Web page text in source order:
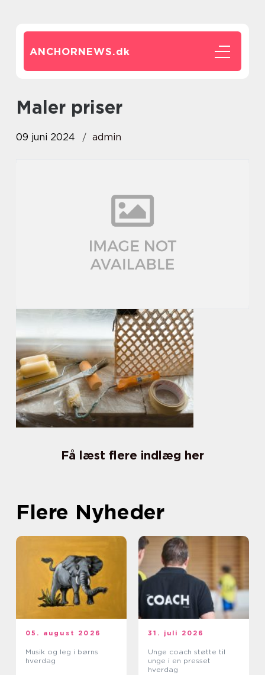
ANCHORNEWS.dk
maler priser
09 juni 2024 admin
Få læst flere indlæg her
Flere Nyheder
05. august 2026
Musik og leg i børns
hverdag
31. juli 2026
Unge coach støtte til
unge i en presset
hverdag